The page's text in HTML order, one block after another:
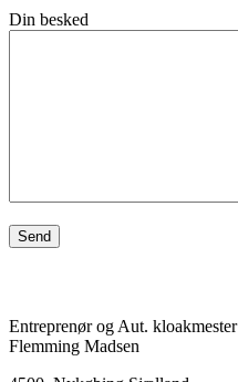
Din besked
Entreprenør og Aut. kloakmester
Flemming Madsen